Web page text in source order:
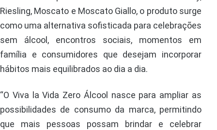
Riesling, Moscato e Moscato Giallo, o produto surge
como uma alternativa sofisticada para celebrações
sem álcool, encontros sociais, momentos em
família e consumidores que desejam incorporar
hábitos mais equilibrados ao dia a dia.
“O Viva la Vida Zero Álcool nasce para ampliar as
possibilidades de consumo da marca, permitindo
que mais pessoas possam brindar e celebrar